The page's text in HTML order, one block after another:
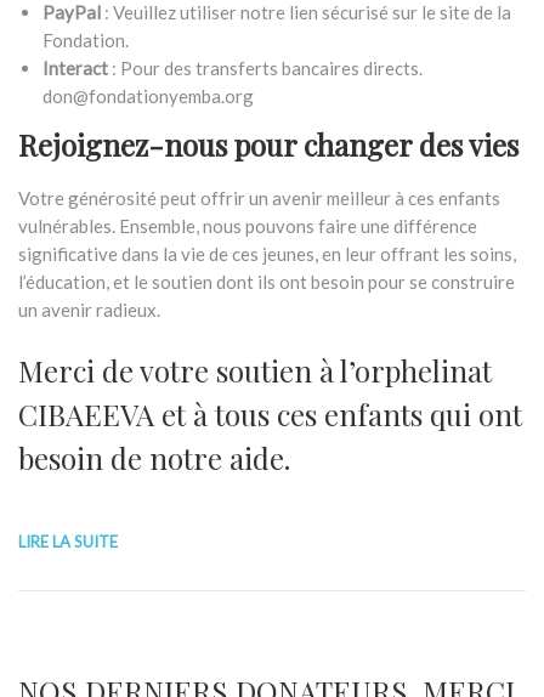
PayPal : Veuillez utiliser notre lien sécurisé sur le site de la
Fondation.
Interact : Pour des transferts bancaires directs.
don@fondationyemba.org
Rejoignez-nous pour changer des vies
Votre générosité peut offrir un avenir meilleur à ces enfants
vulnérables. Ensemble, nous pouvons faire une différence
significative dans la vie de ces jeunes, en leur offrant les soins,
l’éducation, et le soutien dont ils ont besoin pour se construire
un avenir radieux.
Merci de votre soutien à l’orphelinat
CIBAEEVA et à tous ces enfants qui ont
besoin de notre aide.
LIRE LA SUITE